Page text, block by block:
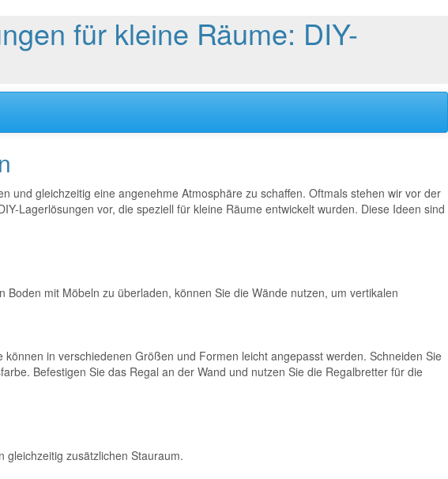
für kleine Räume: DIY-
gleichzeitig eine angenehme Atmosphäre zu schaffen. Oftmals stehen wir vor der
Lagerlösungen vor, die speziell für kleine Räume entwickelt wurden. Diese Ideen sind
mit Möbeln zu überladen, können Sie die Wände nutzen, um vertikalen
in verschiedenen Größen und Formen leicht angepasst werden. Schneiden Sie
Befestigen Sie das Regal an der Wand und nutzen Sie die Regalbretter für die
zusätzlichen Stauraum.